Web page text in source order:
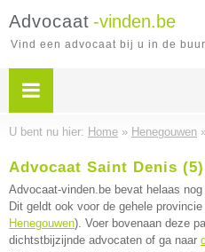
Advocaat -vinden.be
Vind een advocaat bij u in de
U bent nu hier: Home » Henegouwen
Advocaat Saint Denis (5)
Advocaat-vinden.be bevat helaas nog
Dit geldt ook voor de gehele
Henegouwen). Voer bovenaan deze
dichtstbijzijnde advocaten of ga naar